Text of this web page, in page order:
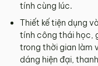
tính cùng lúc.
Thiết kế tiện dụng
tính công thái học,
trong thời gian làm
dáng hiện đại,